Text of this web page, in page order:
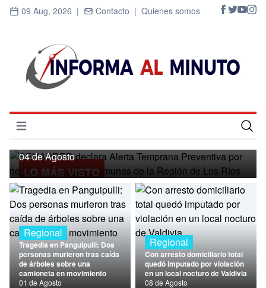
09 Aug, 2026 | Contacto | Quienes somos
Abrir menú
Inicio
Cultura
Deportes
Economía
Entrevistas
Nacional
LO MÁS VISTO
Regional
SENAPRED declara Alerta Temprana
Preventiva por nevadas para ocho
04 de Agosto
Regional
Tragedia en Panguipulli: Dos
personas murieron tras caída
de árboles sobre una
camioneta en movimiento
01 de Agosto
Regional
Con arresto domiciliario total
quedó imputado por violación
en un local nocturo de Valdivia
08 de Agosto